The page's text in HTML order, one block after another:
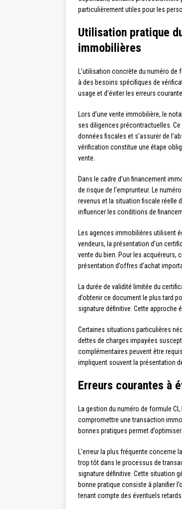
particulièrement utiles pour les
Utilisation pratique
immobilières
L’utilisation concrète du numéro
à des besoins spécifiques de
usage et d’éviter les erreurs
Lors d’une vente immobilière, le
ses diligences précontractuelles.
données fiscales et s’assurer de
vérification constitue une étape
vente.
Dans le cadre d’un financement
de risque de l’emprunteur. Le
revenus et la situation fiscale réelle
influencer les conditions de
Les agences immobilières utilisent
vendeurs, la présentation d’un
vente du bien. Pour les acquéreurs,
présentation d’offres d’achat
La durée de validité limitée du
d’obtenir ce document le plus tard
signature définitive. Cette approche
Certaines situations particulières
dettes de charges impayées
complémentaires peuvent être
impliquent souvent la présentation
Erreurs courantes à
La gestion du numéro de formule
compromettre une transaction
bonnes pratiques permet
L’erreur la plus fréquente concerne
trop tôt dans le processus de
signature définitive. Cette situation
bonne pratique consiste à planifier
tenant compte des éventuels retards.